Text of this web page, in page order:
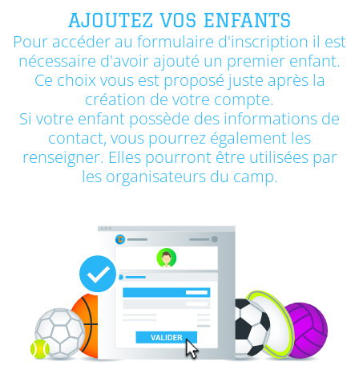
AJOUTEZ VOS ENFANTS
Pour accéder au formulaire d'inscription il est
nécessaire d'avoir ajouté un premier enfant.
Ce choix vous est proposé juste après la
création de votre compte.
Si votre enfant possède des informations de
contact, vous pourrez également les
renseigner. Elles pourront être utilisées par
les organisateurs du camp.